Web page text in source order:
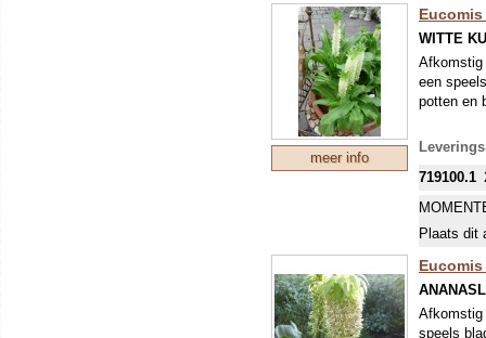
meer info
WITTE
Afkomstig
een
potten en
719100.1
Plaats dit
Afkomstig
speels